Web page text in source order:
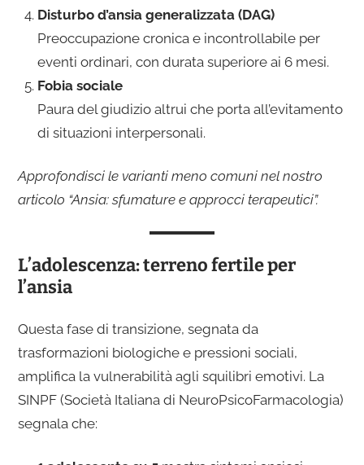
Disturbo d’ansia generalizzata (DAG)
Preoccupazione cronica e incontrollabile per
eventi ordinari, con durata superiore ai 6 mesi.
Fobia sociale
Paura del giudizio altrui che porta all’evitamento
di situazioni interpersonali.
Approfondisci le varianti meno comuni nel nostro
articolo “Ansia: sfumature e approcci terapeutici”.
L’adolescenza: terreno fertile per
l’ansia
Questa fase di transizione, segnata da
trasformazioni biologiche e pressioni sociali,
amplifica la vulnerabilità agli squilibri emotivi. La
SINPF (Società Italiana di NeuroPsicoFarmacologia)
segnala che: